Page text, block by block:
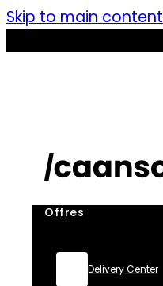
Skip to main content
Offres
Delivery Center